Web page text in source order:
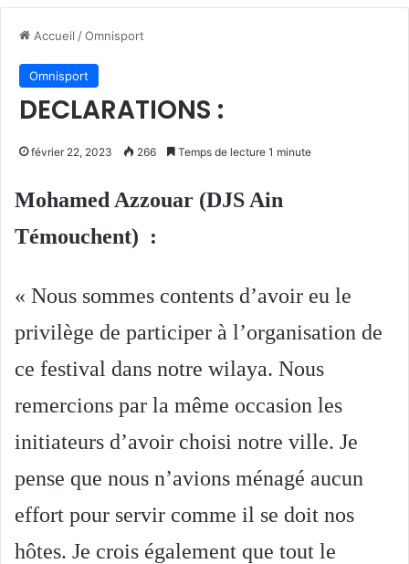
Accueil /Omnisport
Omnisport
DECLARATIONS :
février 22, 2023 266 Temps de lecture 1 minute
Mohamed Azzouar (DJS Ain
Témouchent) :
« Nous sommes contents d’avoir eu le
privilège de participer à l’organisation de
ce festival dans notre wilaya. Nous
remercions par la même occasion les
initiateurs d’avoir choisi notre ville. Je
pense que nous n’avions ménagé aucun
effort pour servir comme il se doit nos
hôtes. Je crois également que tout le